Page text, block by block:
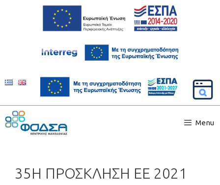
Menu
35Η ΠΡΟΣΚΛΗΣΗ ΕΕ 2021